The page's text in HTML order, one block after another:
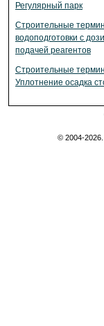
Регулярный парк
Строительные
водоподготовки с
подачей реагентов
Строительные
Уплотнение осадка
© 2004-